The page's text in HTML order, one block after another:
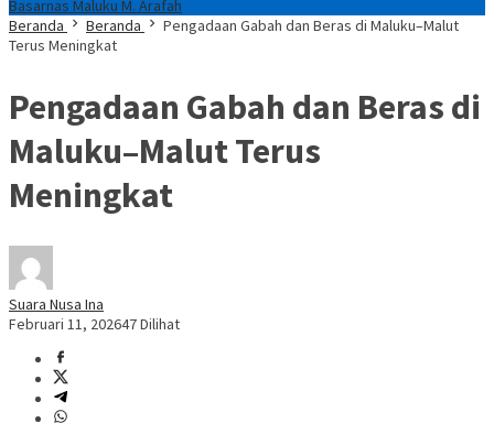
Basarnas Maluku M. Arafah
Beranda
Beranda
Pengadaan Gabah dan Beras di Maluku–Malut
Terus Meningkat
Pengadaan Gabah dan Beras di
Maluku–Malut Terus
Meningkat
Suara Nusa Ina
Februari 11, 202647 Dilihat